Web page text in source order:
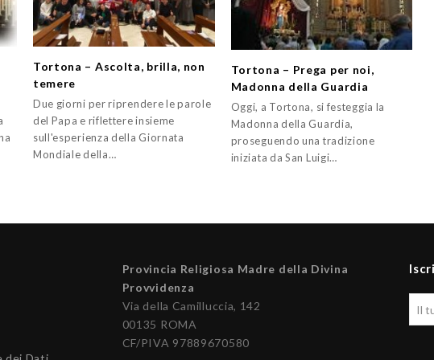
Tortona – Ascolta, brilla, non
temere
Due giorni per riprendere le parole
del Papa e riflettere insieme
sull'esperienza della Giornata
Mondiale della…
Tortona – Prega per noi,
Madonna della Guardia
Oggi, a Tortona, si festeggia la
Madonna della Guardia,
proseguendo una tradizione
iniziata da San Luigi…
Provincia Religiosa Madre della Divina
Provvidenza
Via della Camilluccia, 142
00135 ROMA
CF/PIVA 97889670580